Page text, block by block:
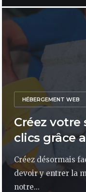
HÉBERGEMENT WEB
Créez
clics grâce
Créez désormais
devoir y entrer la
notre...